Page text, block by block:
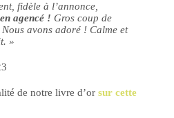
fidèle à l’annonce,
agencé ! Gros coup de
avons adoré ! Calme et
»
de notre livre d’or sur cette